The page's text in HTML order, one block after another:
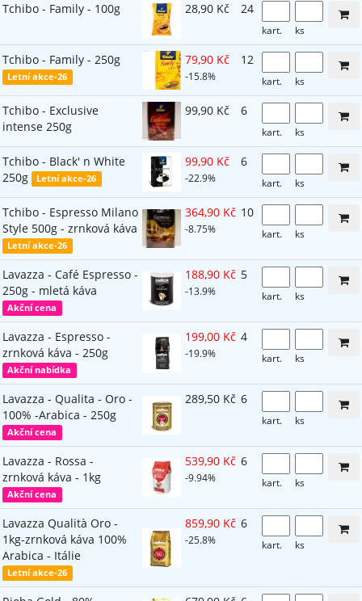
Tchibo - Family - 100g 28,90 Kč 24
kart. ks
Tchibo - Family - 250g
Letní akce-26
79,90 Kč
-15.8%
12
kart. ks
Tchibo - Exclusive
intense 250g
99,90 Kč 6
kart. ks
Tchibo - Black' n White
250g
Letní akce-26
99,90 Kč
-22.9%
6
kart. ks
Tchibo - Espresso Milano
Style 500g - zrnková káva
Letní akce-26
364,90 Kč
-8.75%
10
kart. ks
Lavazza - Café Espresso -
250g - mletá káva
Akční cena
188,90 Kč
-13.9%
5
kart. ks
Lavazza - Espresso -
zrnková káva - 250g
Akční nabídka
199,00 Kč
-19.9%
4
kart. ks
Lavazza - Qualita - Oro -
100% -Arabica - 250g
Akční cena
289,50 Kč 6
kart. ks
Lavazza - Rossa -
zrnková káva - 1kg
Akční cena
539,90 Kč
-9.94%
6
kart. ks
Lavazza Qualità Oro -
1kg-zrnková káva 100%
Arabica - Itálie
Letní akce-26
859,90 Kč
-25.8%
6
kart. ks